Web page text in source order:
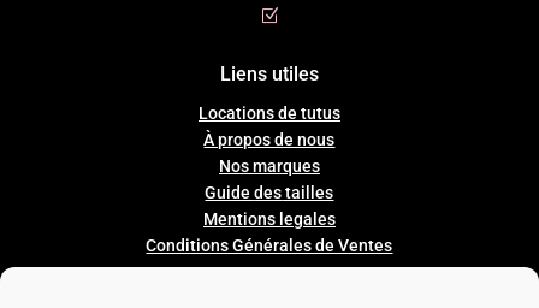
Z
Liens utiles
Locations de tutus
À propos de nous
Nos marques
Guidedestailles
Mentions legales
Conditions Générales de Ventes